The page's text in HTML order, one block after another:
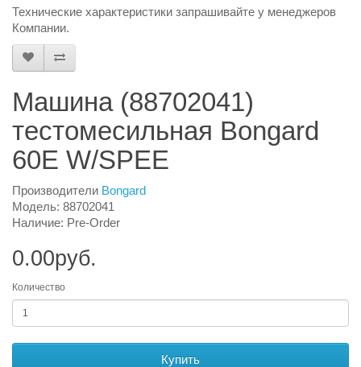
Технические характеристики запрашивайте у менеджеров
Компании.
Машина (88702041)
тестомесильная Bongard
60E W/SPEE
Производители Bongard
Модель: 88702041
Наличие: Pre-Order
0.00руб.
Количество
Купить